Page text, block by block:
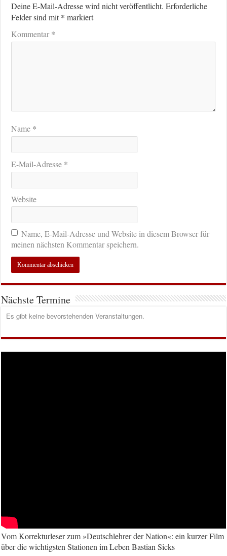
Deine E-Mail-Adresse wird nicht veröffentlicht. Erforderliche
Felder sind mit* markiert
Kommentar*
Name *
E-Mail-Adresse *
Website
Name, E-Mail-Adresse und Website in diesem Browser für
meinen nächsten Kommentar speichern.
Nächste Termine
Es gibt keine bevorstehenden Veranstaltungen.
Vom Korrekturleser zum »Deutschlehrer der Nation«: ein kurzer Film
über die wichtigsten Stationen im Leben Bastian Sicks